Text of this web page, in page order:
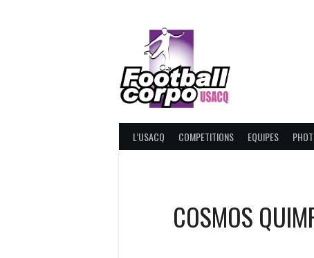
L’USACQ COMPETITIONS EQUIPES
COSMOS